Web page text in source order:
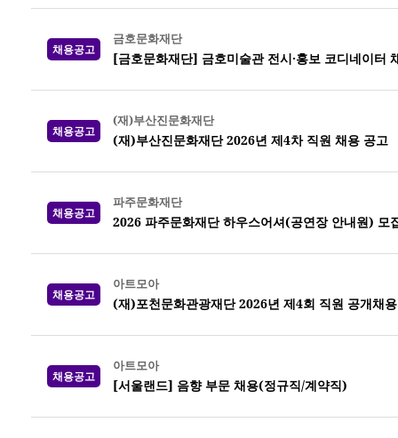
채용공고
금호문화재단
[금호문화재단] 금호미술관 전시·홍보 코디네이터
채용공고
(재)부산진문화재단
(재)부산진문화재단 2026년 제4차 직원 채용 공고
채용공고
파주문화재단
2026 파주문화재단 하우스어셔(공연장 안내원) 모
채용공고
아트모아
(재)포천문화관광재단 2026년 제4회 직원 공개채
채용공고
아트모아
[서울랜드] 음향 부문 채용(정규직/계약직)